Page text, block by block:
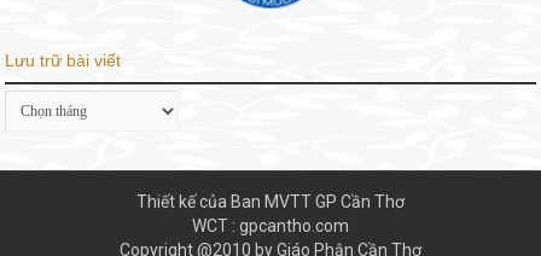
Lưu trữ bài viết
Lưu
trữ
Thiết kế của Ban MVTT GP Cần Thơ
WCT : gpcantho.com
Copyright @2010 by Giáo Phận Cần Thơ